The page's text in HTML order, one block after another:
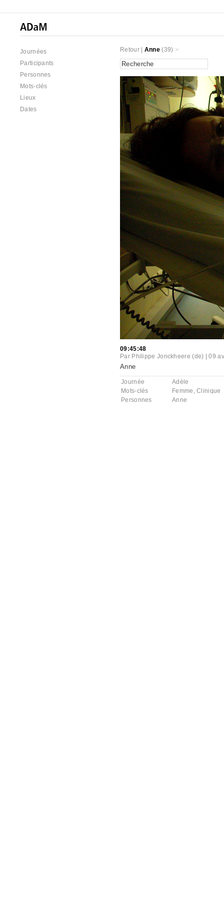
Journées
Participants
Personnes
Mots-clés
Lieux
Dates
Retour| Anne(39)
09:45:48
Par Philippe Jonckheere (de) |09
Anne
Journée
Adèle
Mots-clés
Femme ,Clinique
Personnes
Anne